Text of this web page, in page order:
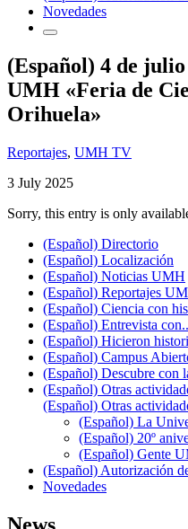
Novedades
(Español) 4 de
UMH «Feria de
Orihuela»
Reportajes, UMH TV
3 July 2025
Sorry, this entry is only
(Español) Directorio
(Español) Localización
(Español) Noticias UMH
(Español) Reportajes
(Español) Ciencia con
(Español) Entrevista
(Español) Hicieron
(Español) Campus
(Español) Descubre con
(Español) Otras
(Español) Otras
(Español) La
(Español) 20º
(Español) Gente
(Español) Autorización
Novedades
News